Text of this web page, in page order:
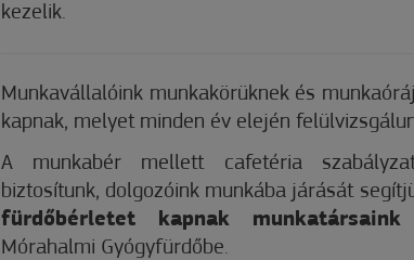
kezelik.
Munkavállalóink munkakörüknek és
kapnak, melyet minden év elején
A munkabér mellett cafetéria
biztosítunk, dolgozóink munkába járását
fürdőbérletet kapnak munkatársaink
Mórahalmi Gyógyfürdőbe.